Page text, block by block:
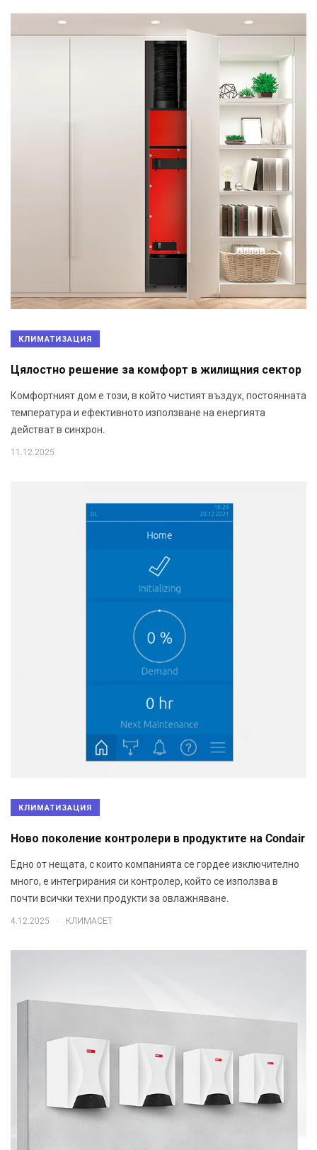
КЛИМАТИЗАЦИЯ
Цялостно решение за комфорт в жилищния сектор
Комфортният дом е този, в който чистият въздух, постоянната
температура и ефективното използване на енергията
действат в синхрон.
11.12.2025
КЛИМАТИЗАЦИЯ
Ново поколение контролери в продуктите на Condair
Едно от нещата, с които компанията се гордее изключително
много, е интегрирания си контролер, който се използва в
почти всички техни продукти за овлажняване.
4.12.2025 КЛИМАСЕТ